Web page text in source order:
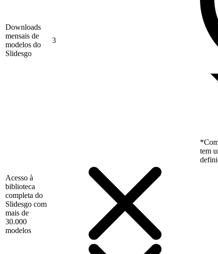
Downloads
mensais de
modelos do
Slidesgo
3
tem
Acesso à
biblioteca
completa do
Slidesgo com
mais de
30.000
modelos